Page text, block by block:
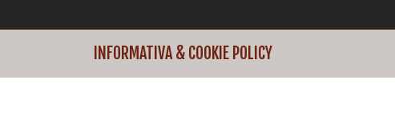
INFORMATIVA & COOKIE POLICY